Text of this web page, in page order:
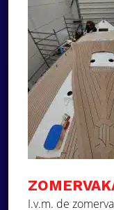
Wilt u een
een kunststof
I.v.m. de
Deze
gebruik van
Deze website
gebruikerservaring
onze website te
alle cookies in
STRIKT